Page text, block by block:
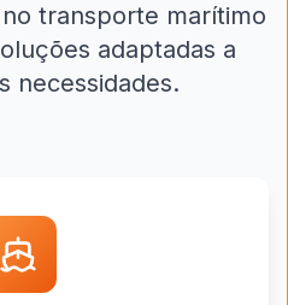
transporte marítimo
adaptadas a
necessidades.